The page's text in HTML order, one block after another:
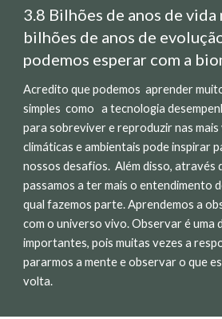
3.8 Bilhões de anos de vida
bilhões de anos de
podemos esperar com a
Acredito que podemos aprender
simples como a tecnologia
para sobreviver e reproduzir nas
climáticas e ambientais pode inspirar
nossos desafios. Além disso, através
passamos a ter mais o entendimento
qual fazemos parte. Aprendemos a
com o universo vivo. Observar é uma
importantes, pois muitas vezes a
pararmos a mente e observar o que
volta.